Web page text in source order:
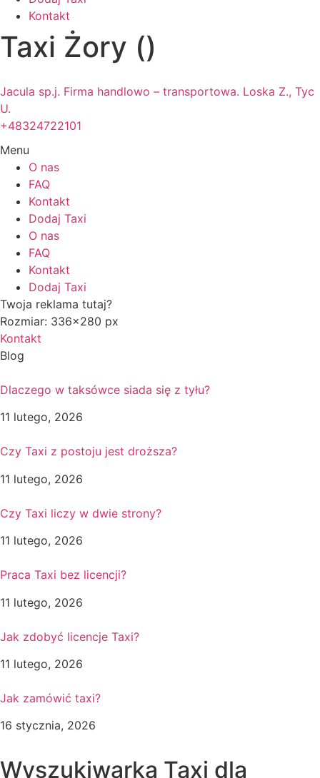
Kontakt
Taxi Żory ()
Jacula sp.j. Firma handlowo – transportowa. Loska Z., Tyc
U.
+48324722101
Menu
O nas
FAQ
Kontakt
Dodaj Taxi
O nas
FAQ
Kontakt
Dodaj Taxi
Twoja reklama tutaj?
Rozmiar: 336x280 px
Kontakt
Blog
Dlaczego w taksówce siada się z tyłu?
11 lutego, 2026
Czy Taxi z postoju jest droższa?
11 lutego, 2026
Czy Taxi liczy w dwie strony?
11 lutego, 2026
Praca Taxi bez licencji?
11 lutego, 2026
Jak zdobyć licencje Taxi?
11 lutego, 2026
Jak zamówić taxi?
16 stycznia, 2026
Wyszukiwarka Taxi dla